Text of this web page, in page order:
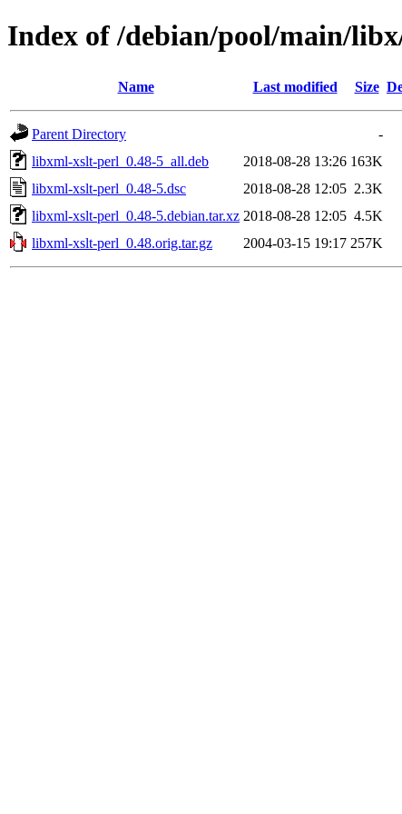
Index of /debian/pool/main/
Name Last modified Size
Parent Directory
-
libxml-xslt-perl_0.48-5_all.deb
2018-08-28 13:26 163K
libxml-xslt-perl_0.48-5.dsc
2018-08-28 12:05 2.3K
libxml-xslt-perl_0.48-5.debian.tar.xz 2018-08-28 12:05 4.5K
libxml-xslt-perl_0.48.orig.tar.gz
2004-03-15 19:17 257K